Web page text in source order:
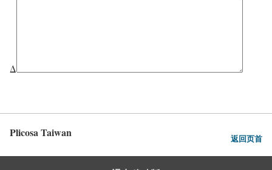
Δ
Plicosa Taiwan 返回页首